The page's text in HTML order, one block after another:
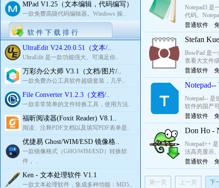
MPad V1.25（文本编辑，代码编写）
一款免费高级代码编辑器。Windows 操..
软 件 下 载 排 行
UltraEdit V24.20.0.51（文本/..
UltraEdit 是一款功能强大、可满足你..
万彩办公大师 V3.1（文档/图片/..
一款免费办公工具软件超级套装，几乎..
File Converter V1.2.3（文档/..
一款非常简单的文件转换工具，使用方法..
福昕阅读器(Foxit Reader) V8.1..
阅读、注释PDF文档以及填写PDF表单是..
优捷易 Ghost/WIM/ESD 镜像格..
一款镜像格式（GHO/WIM/ESD）转换软
件， ..
Ken - 文本处理软件 V1.1
一款文本处理软件，集成多种功能：MD5..
Notepad3 是
代码。
普通软件
Stefan
BowPad 是
查看大文件
普通软件
Notepad--
软件的国产
普通软件
Don Ho -
Notepad++
法高亮显示
普通软件
第一页 上一页 下